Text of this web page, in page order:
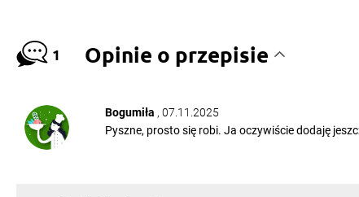
1 Opinie o przepisie
Bogumiła , 07.11.2025
Pyszne, prosto się robi. Ja oczywiście dodaję